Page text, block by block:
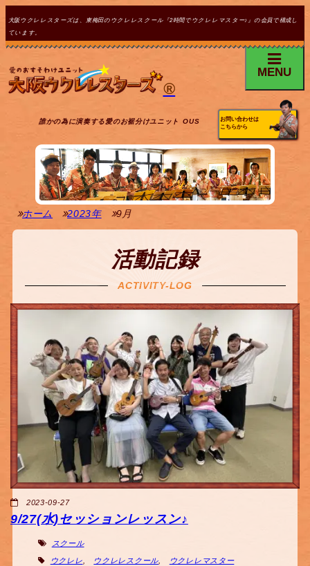
大阪ウクレレスターズは、東梅田のウクレレスクール『2時間でウクレレマスター♪』の会員で構成し
ています。
®
MENU
誰かの為に演奏する愛のお裾分けユニット OUS
お問い合わせは
こちらから
ホーム 2023年 9月
活動記録
ACTIVITY-LOG
2023-09-27
9/27(水)セッションレッスン♪
スクール
ウクレレ ウクレレスクール, ウクレレマスター